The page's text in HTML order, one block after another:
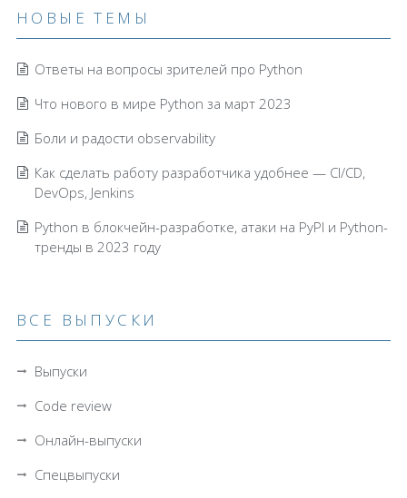
НОВЫЕ ТЕМЫ
Ответы на вопросы зрителей про Python
Что нового в мире Python за март 2023
Боли и радости observability
Как сделать работу разработчика удобнее — CI/CD,
DevOps, Jenkins
Python в блокчейн-разработке, атаки на PyPI и Python-
тренды в 2023 году
ВСЕ ВЫПУСКИ
Выпуски
Code review
Онлайн-выпуски
Спецвыпуски